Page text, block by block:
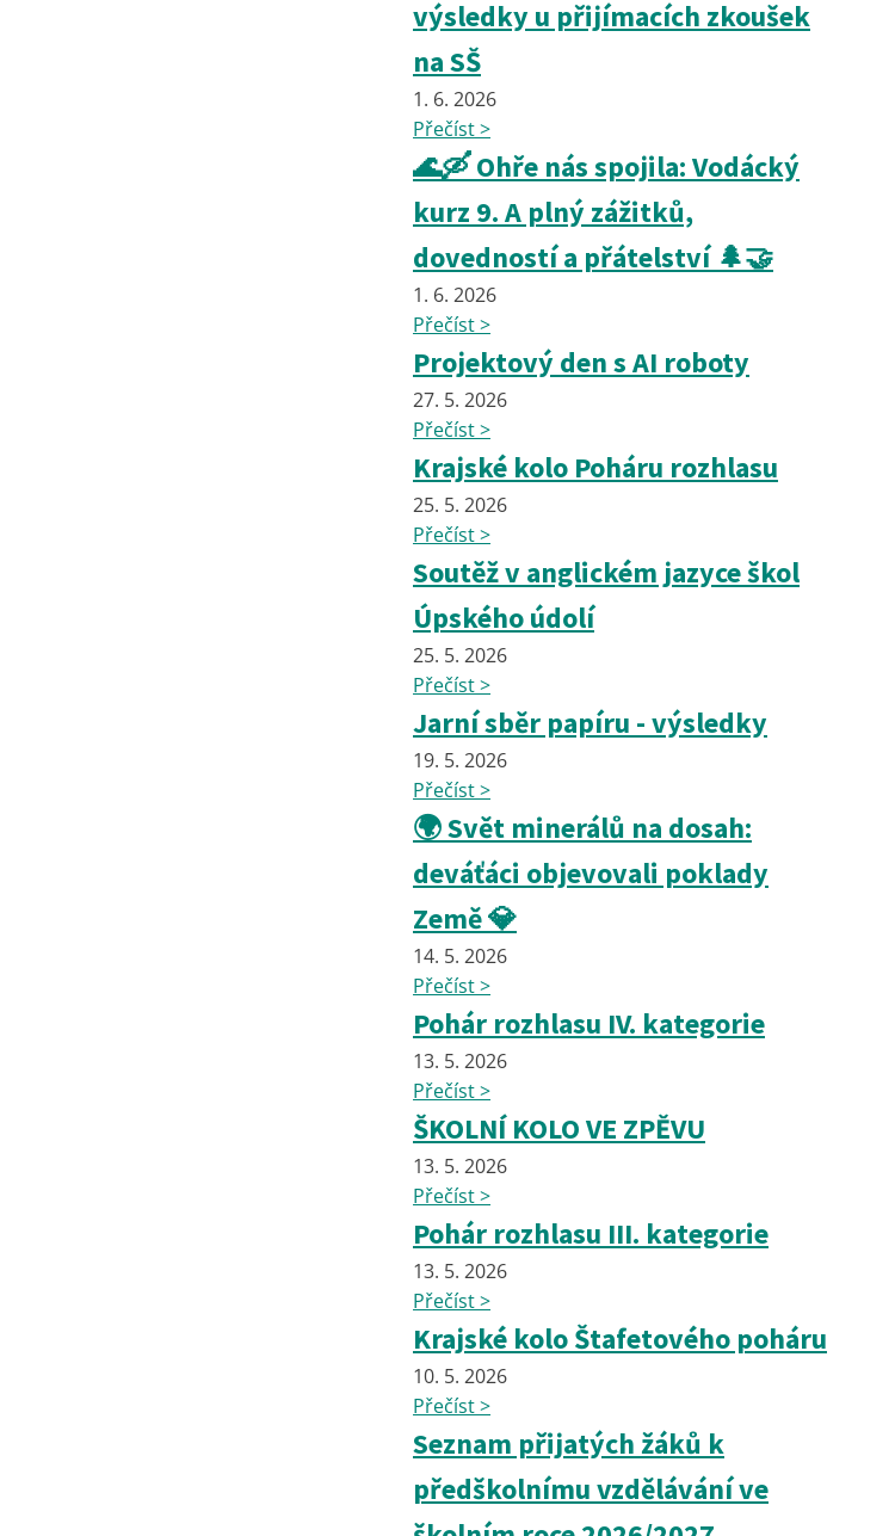
výsledky u přijímacích zkoušek
na SŠ
1. 6. 2026
Přečíst >
🌊🛶 Ohře nás spojila: Vodácký
kurz 9. A plný zážitků,
dovedností a přátelství 🌲🤝
1. 6. 2026
Přečíst >
Projektový den s AI roboty
27. 5. 2026
Přečíst >
Krajské kolo Poháru rozhlasu
25. 5. 2026
Přečíst >
Soutěž v anglickém jazyce škol
Úpského údolí
25. 5. 2026
Přečíst >
Jarní sběr papíru - výsledky
19. 5. 2026
Přečíst >
🌍 Svět minerálů na dosah:
deváťáci objevovali poklady
Země 💎
14. 5. 2026
Přečíst >
Pohár rozhlasu IV. kategorie
13. 5. 2026
Přečíst >
ŠKOLNÍ KOLO VE ZPĚVU
13. 5. 2026
Přečíst >
Pohár rozhlasu III. kategorie
13. 5. 2026
Přečíst >
Krajské kolo Štafetového poháru
10. 5. 2026
Přečíst >
Seznam přijatých žáků k
předškolnímu vzdělávání ve